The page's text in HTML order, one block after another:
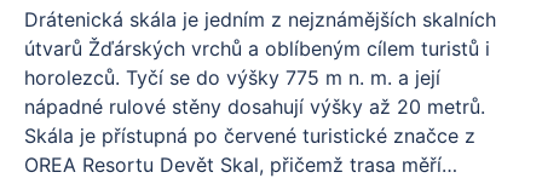
Drátenická skála je jedním z nejznámějších skalních
útvarů Žďárských vrchů a oblíbeným cílem turistů i
horolezců. Tyčí se do výšky 775 m n. m. a její
nápadné rulové stěny dosahují výšky až 20 metrů.
Skála je přístupná po červené turistické značce z
OREA Resortu Devět Skal, přičemž trasa měří